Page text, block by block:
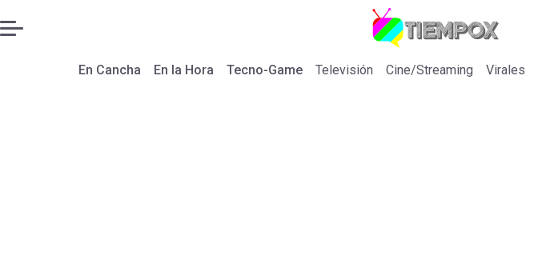
En Cancha En la Hora Tecno-Game Televisión Cine/Streaming Virales